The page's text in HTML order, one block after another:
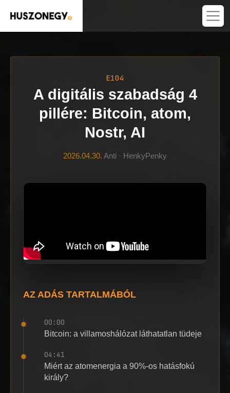
E104
A digitális szabadság 4
pillére: Bitcoin, atom,
Nostr, AI
2026.04.30. Anti · HenkyPenky
AZ ADÁS TARTALMÁBÓL
00:00
Bitcoin: a villamoshálózat láthatatlan tüdeje
04:41
Miért az atomenergia a 90%-os hatásfokú
király?